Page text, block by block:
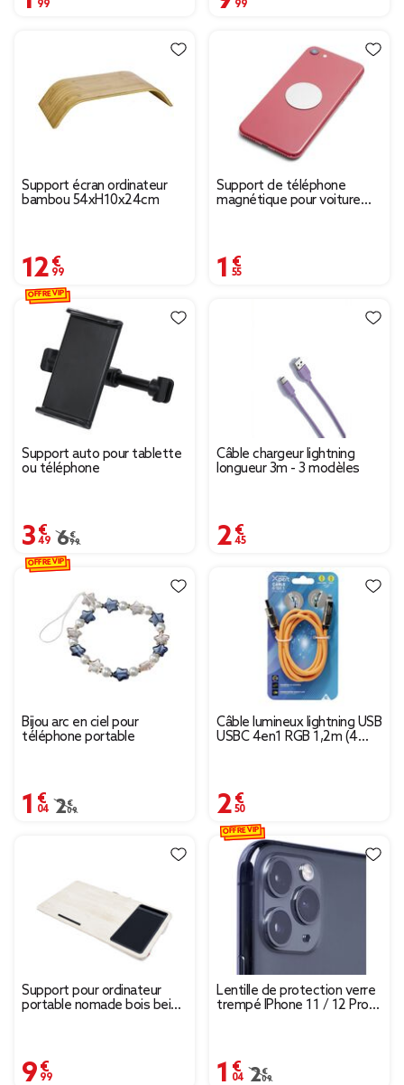
Support écran ordinateur
bambou 54xH10x24cm
12,99 €
Support de téléphone
magnétique pour voiture
1,55 €
Support auto pour tablette
ou téléphone
3,49 €
Prix remisé de 6,99 € à 3,49 €
6,99 €
OFFRE VIP
Câble chargeur lightning
longueur 3m - 3 modèles
2,45 €
Bijou arc en ciel pour
téléphone portable
1,04 €
Prix remisé de 2,09 € à 1,04 €
2,09 €
OFFRE VIP
Câble lumineux lightning USB
USBC 4en1 RGB 1,2m (4
2,50 €
Support pour ordinateur
portable nomade bois beige
9,99 €
Lentille de protection verre
trempé IPhone 11 / 12 Pro
1,04 €
Prix remisé de 2,09 €
2,09 €
OFFRE VIP